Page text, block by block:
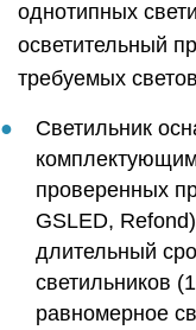
однотипных
осветительный
требуемых
Светильник
проверенных
GSLED,
длительный
светильников
равномерное